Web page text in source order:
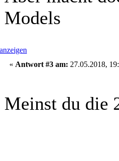
Models
« Antwort #3 am: 27.05.2018,
Meinst du die